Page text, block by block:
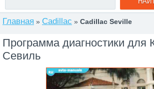
Главная » Cadillac » Cadillac Seville
Программа диагностики для
Севиль